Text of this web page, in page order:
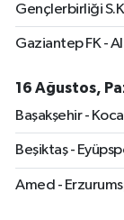
Gençlerbirliği
Gaziantep FK -
16 Ağustos,
Başakşehir -
Beşiktaş -
Amed -